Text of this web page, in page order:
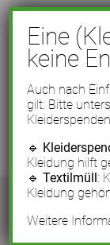
Eine
keine
Auch nach
gilt: Bitte
🔹
Kleidung hilft
🔹Textilmüll:
Kleidung
Weitere